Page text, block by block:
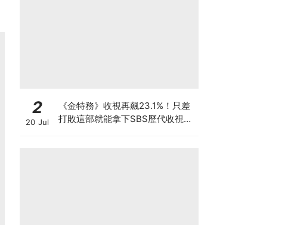
2
20 Jul
《金特務》收視再飆23.1%！只差
打敗這部就能拿下SBS歷代收視冠